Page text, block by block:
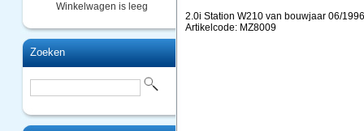
Winkelwagen is leeg
Zoeken
2.0i Station W210 van bouwjaar 06/
Artikelcode: MZ8009